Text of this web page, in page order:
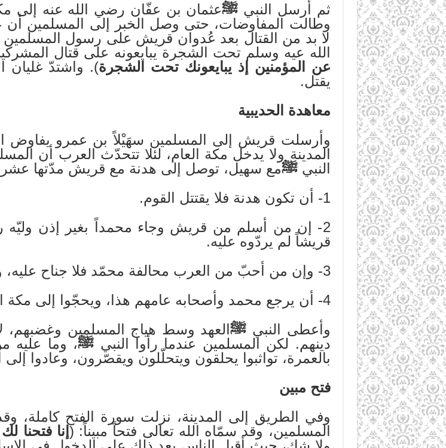
ثم أرسل النبي ﷺعثمان بن عفّان رضي الله عنه إلى
وطالت المفاوضات، حتى وصل الخبر إلى المسلمين أن
لا بد من القتال بعد عُدوان قريش على رسول
الله عيه وسلم تحت الشجرة يبايعونه على قتال
عن المؤمنين إذ يبايعونك تحت الشجرة). واشتدّ غليان
يقتل.
معاهدة الحديبية
وأرسلت قريش إلى المسلمين سهَيْلاً بن عمرو يفاوض
المدينة ولا يدخل مكة العام، لئلا تتحدّث العرب أن
النبيﷺمع سهيل، توصل إلى هدنة مع قريش مدّتها عشر
1- أن تكون هدنة فلا يقتتل القوم.
2- إن من أسلم من قريش وجاء محمداً بغير إذن وليّه
قريشاً لم يردّوه عليه.
3- وإن من أحبّ من العرب محالفة محمّد فلا جناح عليه، ومن أحبّ محالفة قريش فله ذلك.
4- أن يرجع محمد وأصحابه عامهم هذا، ويحجّوا إلى مكة العالم التالي.
وأعطى النبي ﷺالعهد وسط هياج المسلمين وغضبهم،
دينهم. لكن المسلمين عندما رأوا النبي ﷺ، وما عليه
بالعمرة، تواثبوا يحلقون ويتحلّلون ويقصّرون، وعادوا إلى
فتح مبين
وفي الطريق إلى المدينة، نزلت سورة الفتح كاملة،
المسلمين، وقد سمّاه الله تعالى فتحاً مبيناً: (إنا فتحنا